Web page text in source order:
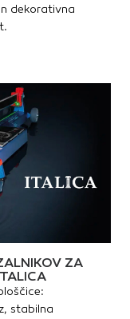
dekorativna
ZA
stabilna